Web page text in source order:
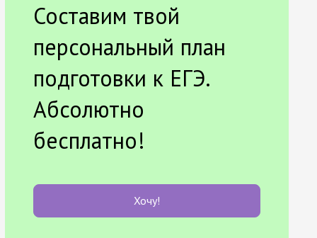
Составим твой
персональный план
подготовки к ЕГЭ.
Абсолютно
бесплатно!
Хочу!